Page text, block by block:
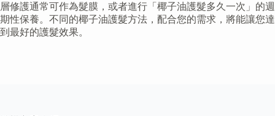
層修護通常可作為髮膜，或者進行「椰子油護髮多久一次」的週
期性保養。不同的椰子油護髮方法，配合您的需求，將能讓您達
到最好的護髮效果。